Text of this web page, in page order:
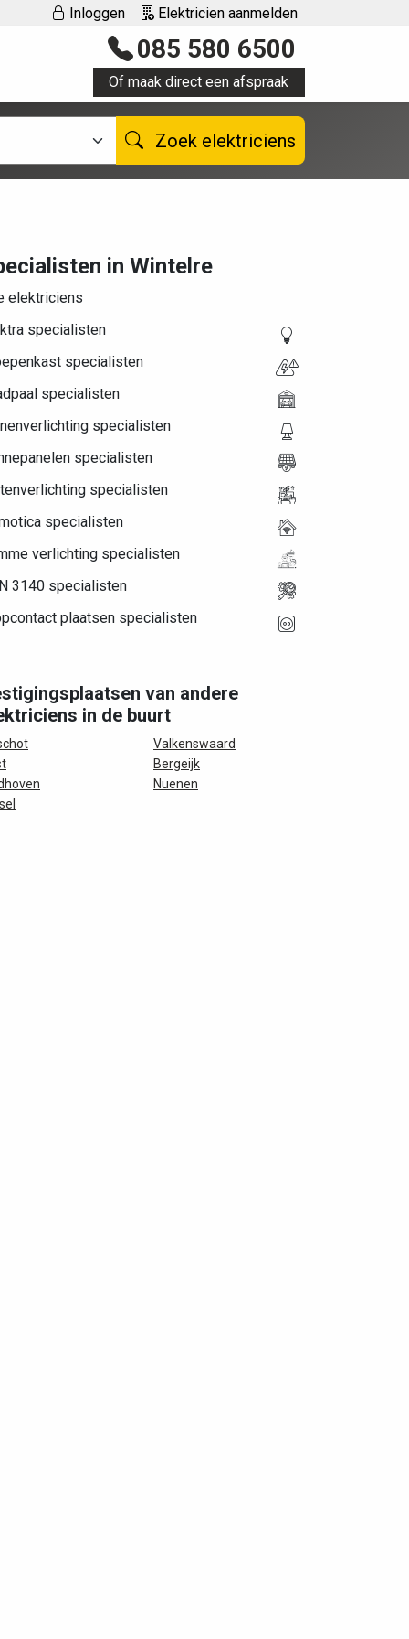
Inloggen Elektricien aanmelden
085 580 6500
Of maak direct een afspraak
Zoek elektriciens
in Wintelre
elektriciens
specialisten
specialisten
specialisten
specialisten
specialisten
specialisten
specialisten
verlichting specialisten
3140 specialisten
plaatsen specialisten
van andere
in de buurt
Valkenswaard
Bergeijk
Nuenen